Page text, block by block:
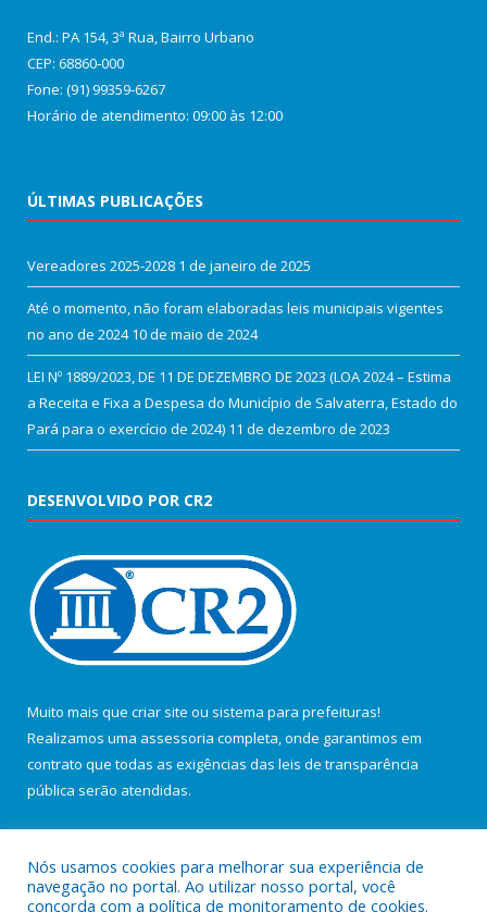
End.: PA 154, 3ª Rua, Bairro Urbano
CEP: 68860‑000
Fone: (91) 99359-6267
Horário de atendimento: 09:00 às 12:00
ÚLTIMAS PUBLICAÇÕES
Vereadores 2025-2028 1 de janeiro de 2025
Até o momento, não foram elaboradas leis municipais vigentes
no ano de 2024 10 de maio de 2024
LEI Nº 1889/2023, DE 11 DE DEZEMBRO DE 2023 (LOA 2024 – Estima
a Receita e Fixa a Despesa do Município de Salvaterra, Estado do
Pará para o exercício de 2024) 11 de dezembro de 2023
DESENVOLVIDO POR CR2
Muito mais que criar site ou sistema para prefeituras!
Realizamos uma assessoria completa, onde garantimos em
contrato que todas as exigências das leis de transparência
pública serão atendidas.
Nós usamos cookies para melhorar sua experiência de
navegação no portal. Ao utilizar nosso portal, você
concorda com a política de monitoramento de cookies.